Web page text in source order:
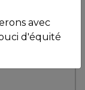
avec
d'équité